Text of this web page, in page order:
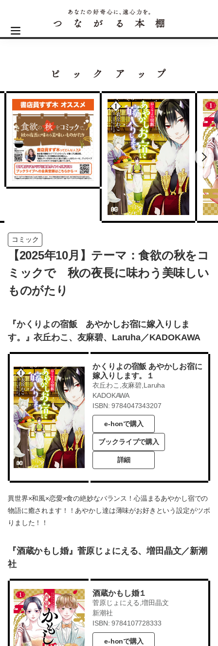
コミック
【2025年10月】テーマ：食欲の秋をコ
ミックで 秋の夜長に味わう美味しい
ものがたり
『かくりよの宿飯 あやかしお宿に嫁入りしま
す。』衣丘わこ、友麻碧、Laruha／KADOKAWA
かくりよの宿飯 あやかしお宿に
嫁入りします。１
衣丘わこ,友麻碧,Laruha
KADOKAWA
ISBN: 9784047343207
e-honで購入
ブックライブで購入
詳細
異世界×和風×恋愛×食の絶妙なバランス！心温まるあやかし宿での
物語に癒されます！！あやかし達は薄味がお好きという設定がツボ
りました！！
『酒蔵かもし婚』菅原じょにえる、増田晶文／新潮
社
酒蔵かもし婚１
菅原じょにえる,増田晶文
新潮社
ISBN: 9784107728333
e-honで購入